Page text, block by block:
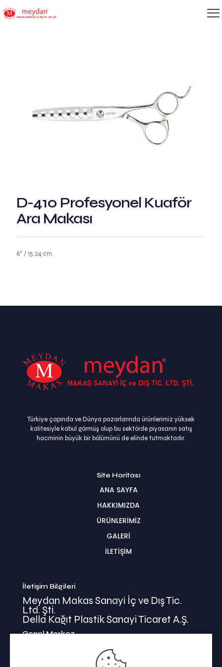
D-410 Profesyonel Kuaför
Ara Makası
6″ / 15.24 cm.
Türkiye çapında ve Dünya pazarlarında ürünlerimiz yüksek
kalitesiyle kabul görmüş olup bu sektörde piyasanın satış
hacminin büyük bir bölümünü de elinde tutmaktadır.
Site Haritası
ANA SAYFA
HAKKIMIZDA
ÜRÜNLERİMİZ
GALERİ
İLETİŞİM
İletişim Bilgileri
Meydan Makas Sanayi İç ve Dış Tic.
Ltd. Şti.
Della Kağıt Plastik Sanayi Ticaret A.Ş.
Genel Merkez
İkitelli Mehmet Akif Mahallesi
Bahariye Cad. Basın Ekspress Yolu No:47/1